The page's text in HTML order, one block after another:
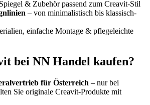
& Zubehör passend zum Creavit-Stil
– von minimalistisch bis klassisch-
einfache Montage & pflegeleichte
bei NN Handel kaufen?
für Österreich – nur bei
Sie originale Creavit-Produkte mit